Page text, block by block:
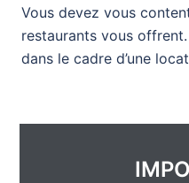
Vous devez vous
restaurants vous offrent.
dans le cadre d’une